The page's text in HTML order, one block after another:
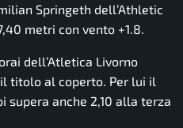
Springeth dell’Athletic
metri con vento +1.8.
dell’Atletica Livorno
titolo al coperto. Per lui il
supera anche 2,10 alla terza